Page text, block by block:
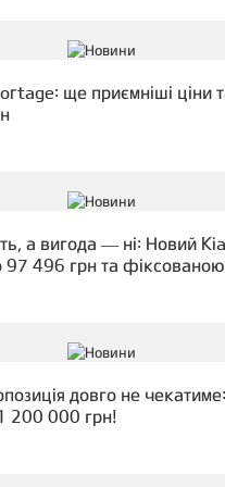
ще приємніші ціни
а вигода — ні: Новий
97 496 грн та
довго не
200 000 грн!